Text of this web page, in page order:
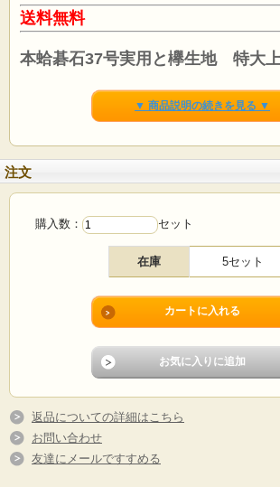
送料無料
本蛤碁石37号実用と欅生地 特大
▼ 商品説明の続きを見る ▼
注文
購入数： セット
在庫 5セット
返品についての詳細はこちら
お問い合わせ
友達にメールですすめる